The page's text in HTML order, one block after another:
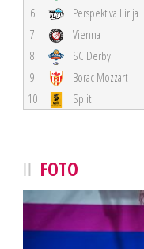
6
Perspektiva Ilirija
7
Vienna
8
SC Derby
9
Borac Mozzart
10
Split
FOTO